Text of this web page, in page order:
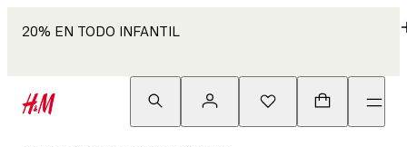
20% EN TODO INFANTIL